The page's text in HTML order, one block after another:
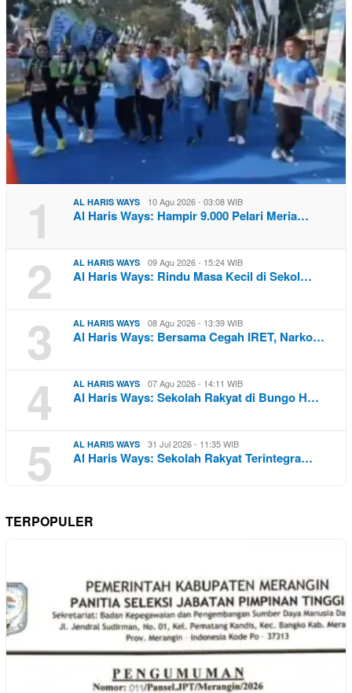
1 AL HARIS WAYS 10 Agu 2026 - 03:08 WIB
Al Haris Ways: Hampir 9.000 Pelari Meria…
2 AL HARIS WAYS 09 Agu 2026 - 15:24 WIB
Al Haris Ways: Rindu Masa Kecil di Sekol…
3 AL HARIS WAYS 08 Agu 2026 - 13:39 WIB
Al Haris Ways: Bersama Cegah IRET, Narko…
4 AL HARIS WAYS 07 Agu 2026 - 14:11 WIB
Al Haris Ways: Sekolah Rakyat di Bungo H…
5 AL HARIS WAYS 31 Jul 2026 - 11:35 WIB
Al Haris Ways: Sekolah Rakyat Terintegra…
TERPOPULER